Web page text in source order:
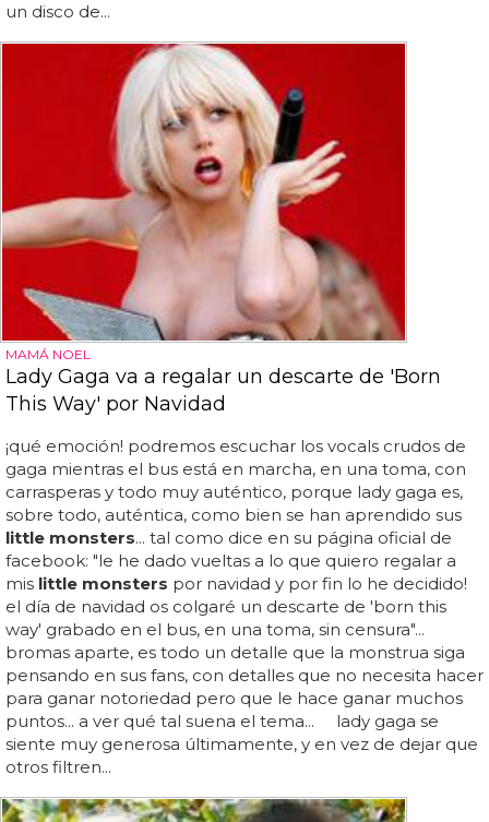
un disco de...
MAMÁ NOEL
Lady Gaga va a regalar un descarte de 'Born
This Way' por Navidad
¡qué emoción! podremos escuchar los vocals crudos de
gaga mientras el bus está en marcha, en una toma, con
carrasperas y todo muy auténtico, porque lady gaga es,
sobre todo, auténtica, como bien se han aprendido sus
little monsters... tal como dice en su página oficial de
facebook: "le he dado vueltas a lo que quiero regalar a
mis little monsters por navidad y por fin lo he decidido!
el día de navidad os colgaré un descarte de 'born this
way' grabado en el bus, en una toma, sin censura"...
bromas aparte, es todo un detalle que la monstrua siga
pensando en sus fans, con detalles que no necesita hacer
para ganar notoriedad pero que le hace ganar muchos
puntos... a ver qué tal suena el tema... lady gaga se
siente muy generosa últimamente, y en vez de dejar que
otros filtren...